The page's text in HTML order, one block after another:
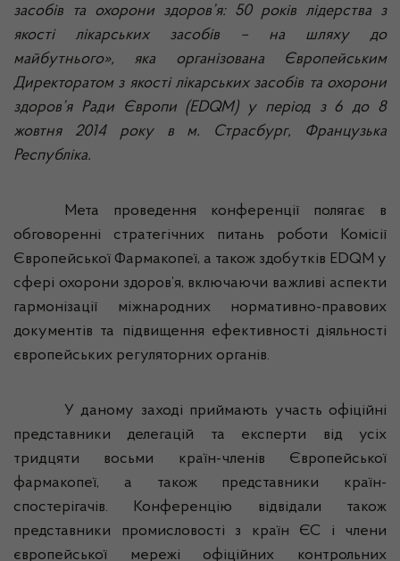
засобів та охорони здоров’я: 50 років лідерства з
якості лікарських засобів – на шляху до
майбутнього», яка організована Європейським
Директоратом з якості лікарських засобів та охорони
здоров’я Ради Європи (EDQM) у період з 6 до 8
жовтня 2014 року в м. Страсбург, Французька
Республіка.
Мета проведення конференції полягає в
обговоренні стратегічних питань роботи Комісії
Європейської Фармакопеї, а також здобутків EDQM у
сфері охорони здоров’я, включаючи важливі аспекти
гармонізації міжнародних нормативно-правових
документів та підвищення ефективності діяльності
європейських регуляторних органів.
У даному заході приймають участь офіційні
представники делегацій та експерти від усіх
тридцяти восьми країн-членів Європейської
фармакопеї, а також представники країн-
спостерігачів. Конференцію відвідали також
представники промисловості з країн ЄС і члени
європейської мережі офіційних контрольних